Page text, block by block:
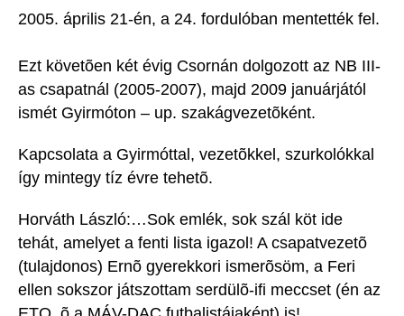
2005. április 21-én, a 24. fordulóban mentették fel.
Ezt követõen két évig Csornán dolgozott az NB III-
as csapatnál (2005-2007), majd 2009 januárjától
ismét Gyirmóton – up. szakágvezetõként.
Kapcsolata a Gyirmóttal, vezetõkkel, szurkolókkal
így mintegy tíz évre tehetõ.
Horváth László:…Sok emlék, sok szál köt ide
tehát, amelyet a fenti lista igazol! A csapatvezetõ
(tulajdonos) Ernõ gyerekkori ismerõsöm, a Feri
ellen sokszor játszottam serdülõ-ifi meccset (én az